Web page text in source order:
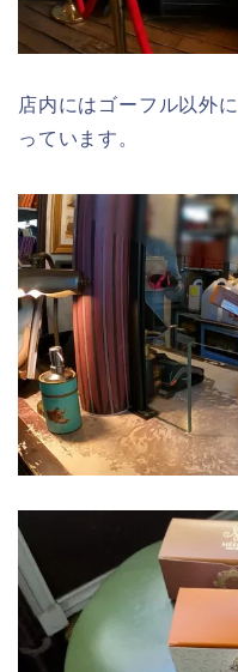
店内にはゴーフル以外
っています。